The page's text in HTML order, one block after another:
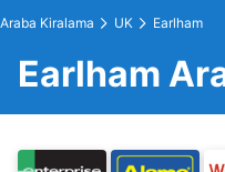
Araba Kiralama UK Earlham
Earlham